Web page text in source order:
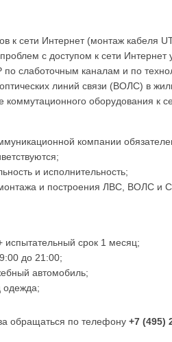
к сети Интернет (монтаж кабеля
с доступом к сети Интернет
по слаботочным каналам и по
линий связи (ВОЛС) в
оборудования к
компании
и исполнительность;
и построения ЛВС, ВОЛС и
испытательный срок 1 месяц;
до 21:00;
автомобиль;
одежда;
обращаться по телефону +7 (495)